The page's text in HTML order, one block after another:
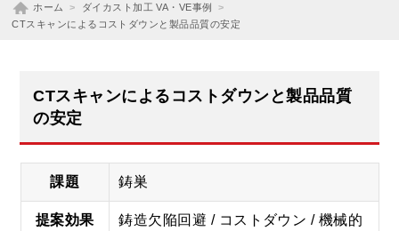
ホーム
ダイカスト加工 VA・VE事例
CTスキャンによるコストダウンと製品品質の安定
CTスキャンによるコストダウンと製品品質
の安定
課題 鋳巣
提案効果
鋳造欠陥回避 / コストダウン / 機械的